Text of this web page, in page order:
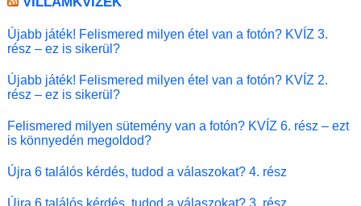
Újabb játék! Felismered milyen étel van a fotón? KVÍZ 3.
rész – ez is sikerül?
Újabb játék! Felismered milyen étel van a fotón? KVÍZ 2.
rész – ez is sikerül?
Felismered milyen sütemény van a fotón? KVÍZ 6. rész – ezt
is könnyedén megoldod?
Újra 6 találós kérdés, tudod a válaszokat? 4. rész
Újra 6 találós kérdés, tudod a válaszokat? 3. rész